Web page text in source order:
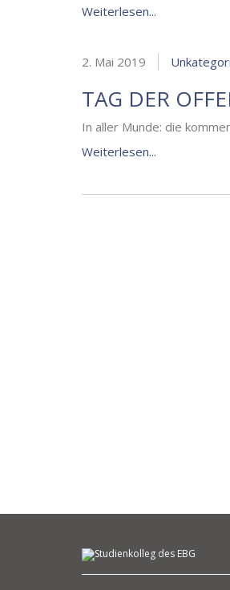
Weiterlesen...
2. Mai 2019
TAG DER
In aller Munde: die
Weiterlesen...